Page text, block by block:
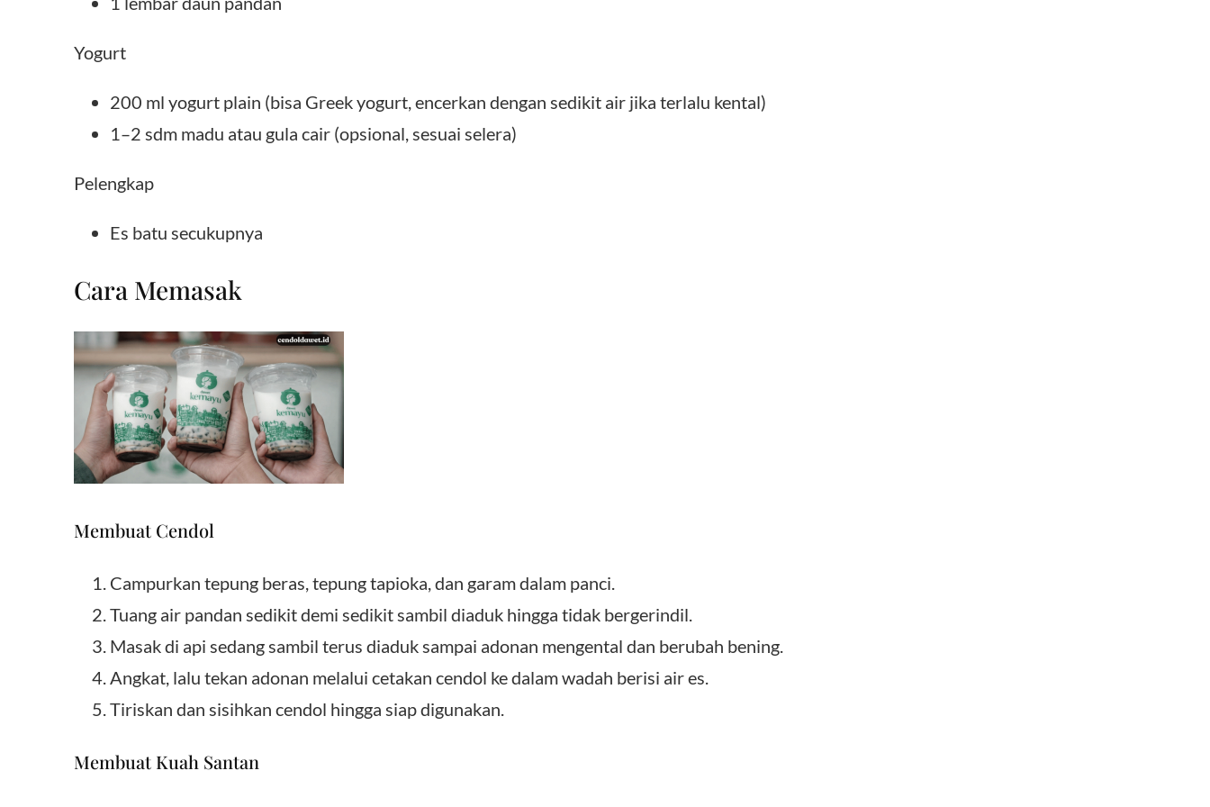
Yogurt
200 ml yogurt plain (bisa Greek yogurt, encerkan dengan sedikit air jika terlalu kental)
1–2 sdm madu atau gula cair (opsional, sesuai selera)
Pelengkap
Es batu secukupnya
Cara Memasak
Membuat Cendol
Campurkan tepung beras, tepung tapioka, dan garam dalam panci.
Tuang air pandan sedikit demi sedikit sambil diaduk hingga tidak bergerindil.
Masak di api sedang sambil terus diaduk sampai adonan mengental dan berubah bening.
Angkat, lalu tekan adonan melalui cetakan cendol ke dalam wadah berisi air es.
Tiriskan dan sisihkan cendol hingga siap digunakan.
Membuat Kuah Santan